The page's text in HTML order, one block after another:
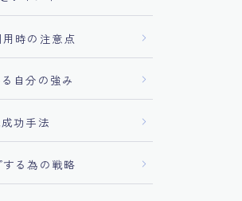
時の注意点
自分の強み
功手法
る為の戦略